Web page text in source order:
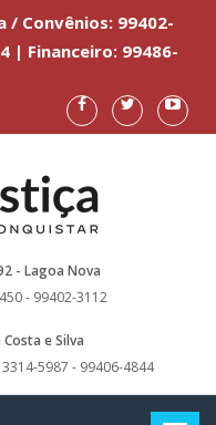
/ Convênios: 99402-
| Financeiro: 99486-
- Lagoa Nova
- 99402-3112
e Silva
5987 - 99406-4844